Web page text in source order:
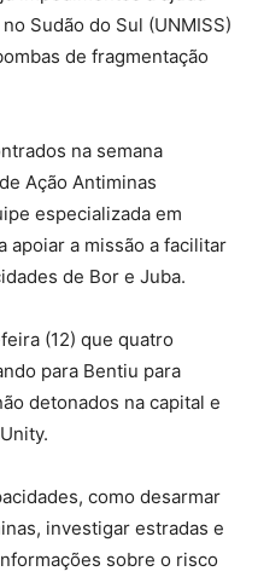
Sudão do Sul (UNMISS)
de fragmentação
na semana
Ação Antiminas
especializada em
apoiar a missão a facilitar
de Bor e Juba.
(12) que quatro
para Bentiu para
detonados na capital e
como desarmar
investigar estradas e
sobre o risco